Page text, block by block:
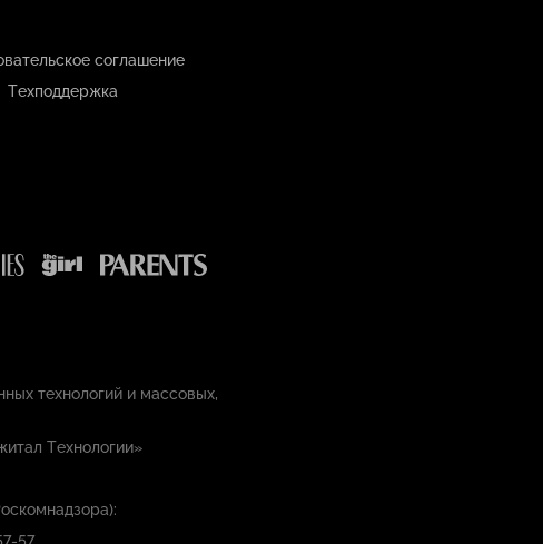
соглашение
Техподдержка
технологий и массовых,
Технологии»